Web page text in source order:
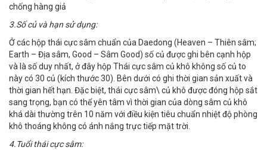
chống hàng giả
3.Số củ và hạn sử dụng:
Ở các hộp thái cực sâm chuẩn của Daedong (Heaven – Thiên sâm;
Earth – Địa sâm, Good – Sâm Good) số củ được ghi bên cạnh hộp
và là số duy nhất, ở đây hộp Thái cực sâm củ khô không số củ to
này có 30 củ (kích thước 30). Bên dưới có ghi thời gian sản xuất và
thời gian hết hạn. Đặc biệt, thái cực sâm\ củ khô được đóng hộp sắt
sang trọng, bạn có thể yên tâm vì thời gian của dòng sâm củ khô
khá dài thường trên 10 năm với điều kiện tiêu chuẩn nhiệt độ phòng
khô thoáng không có ánh nắng trực tiếp mặt trời.
4.Tuổi thái cực sâm: